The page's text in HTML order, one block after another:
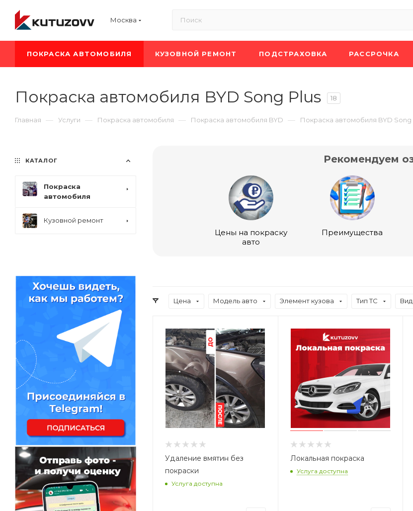
Москва
ПОКРАСКА АВТОМОБИЛЯ КУЗОВНОЙ РЕМОНТ ПОДСТРАХОВКА РАССРОЧКА
Покраска автомобиля BYD Song Plus 18
Главная — Услуги — Покраска автомобиля — Покраска автомобиля BYD — Покраска автомобиля BYD Song
Рекомендуем
Цены на покраску
авто
Преимущества
Цена Модель авто Элемент кузова Тип ТС Вид
Удаление вмятин без
покраски
Услуга доступна
Локальная покраска
Услуга доступна
КАТАЛОГ
Покраска
автомобиля
Кузовной ремонт